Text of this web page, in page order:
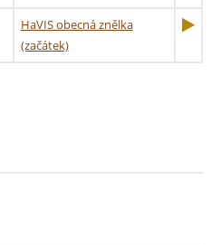
HaVIS obecná znělka
(začátek)